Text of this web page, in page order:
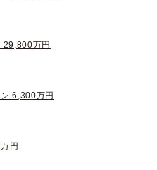
29,800万円
6,300万円
円